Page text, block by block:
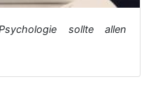
sollte allen